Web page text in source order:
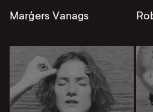
Marģers Vanags